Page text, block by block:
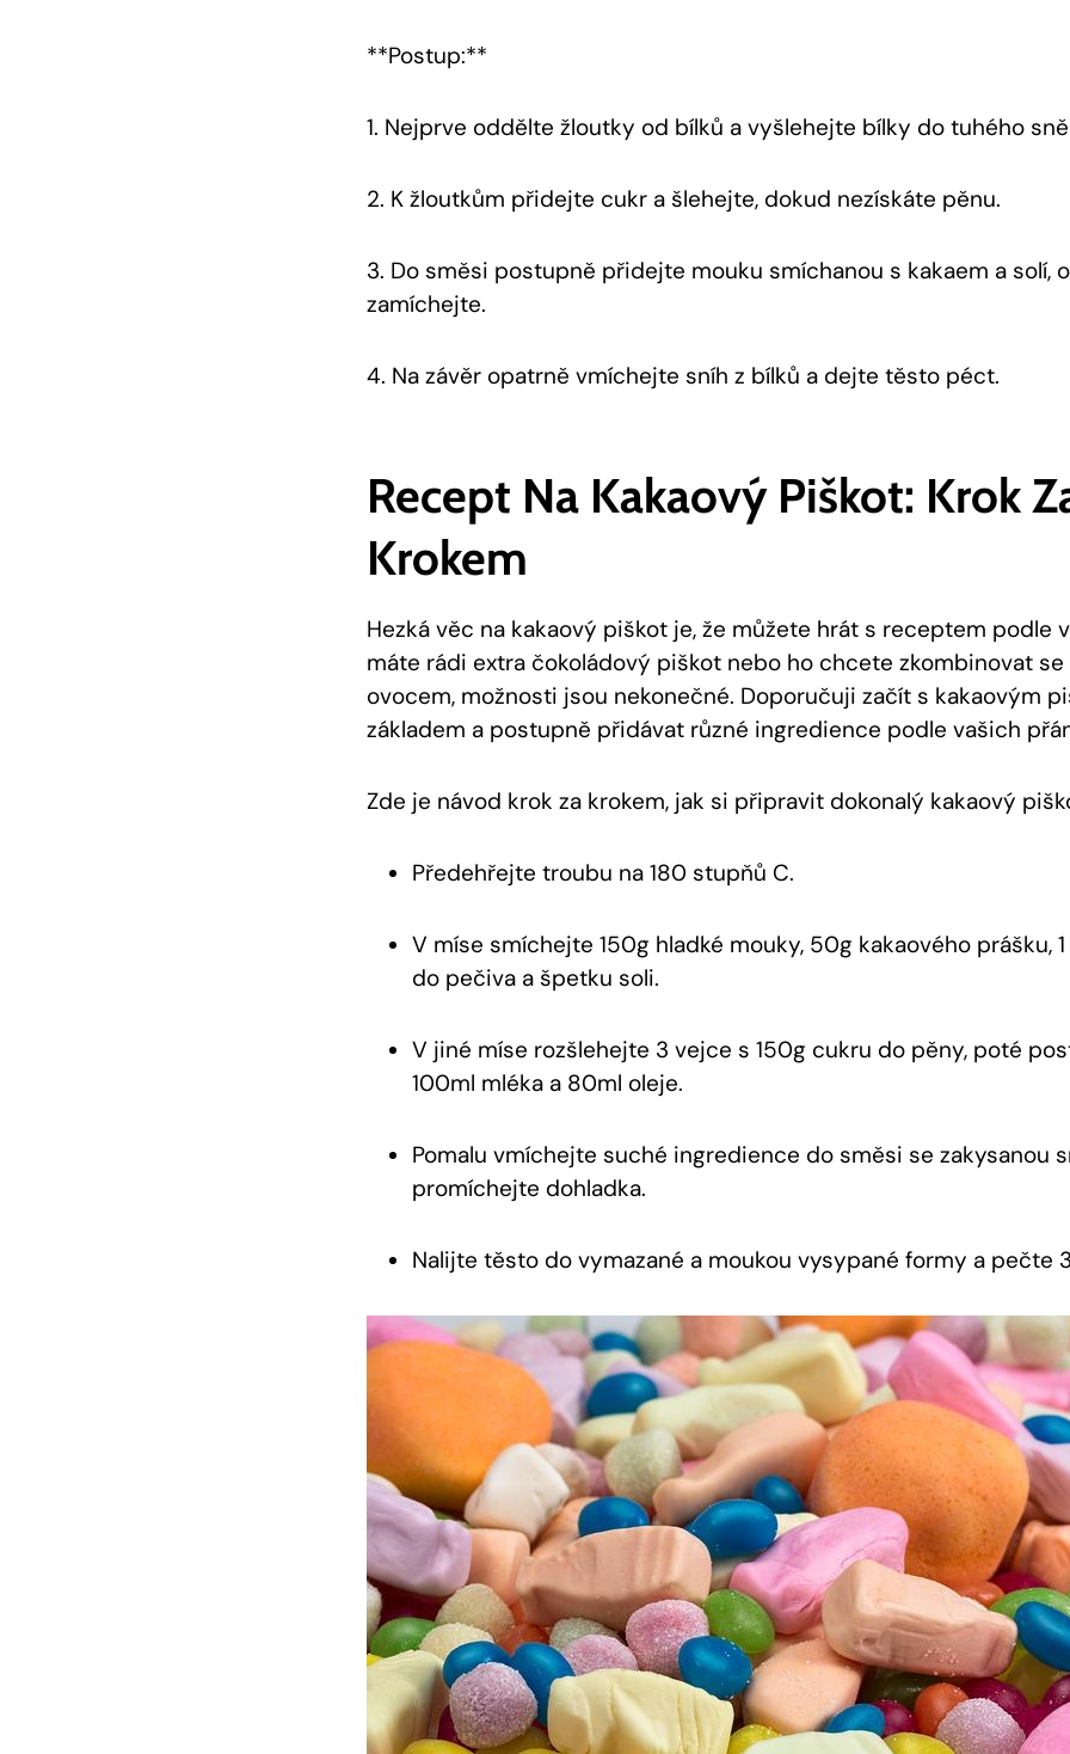
**Postup:**
1. Nejprve oddělte​ žloutky od bílků a vyšlehejte bílky do tuhého
2. K žloutkům‍ přidejte‌ cukr a šlehejte, dokud nezískáte pěnu.
3. Do směsi⁣ postupně přidejte⁤ mouku smíchanou s kakaem a solí,
zamíchejte.
4. Na závěr opatrně vmíchejte sníh ⁤z‍ bílků a dejte ⁤těsto péct.
Recept Na Kakaový Piškot: Krok
Krokem
Hezká věc na kakaový piškot‌ je, že můžete hrát s ⁢receptem podle
máte rádi extra ⁢čokoládový piškot ⁤nebo ho chcete zkombinovat
ovocem, možnosti jsou nekonečné. Doporučuji začít s kakaovým
základem a postupně přidávat různé ⁤ingredience podle vašich
Zde je návod krok za krokem, jak si připravit dokonalý kakaový
Předehřejte troubu ⁢na 180 stupňů C.
V míse smíchejte ⁤150g hladké ‍mouky, 50g kakaového prášku,
do pečiva a špetku ⁢soli.
V jiné míse rozšlehejte 3 vejce s 150g cukru do pěny, poté
‍100ml mléka a‌ 80ml oleje.
Pomalu vmíchejte suché ingredience do směsi se zakysanou
promíchejte dohladka.
Nalijte těsto do vymazané a moukou ​vysypané formy a pečte